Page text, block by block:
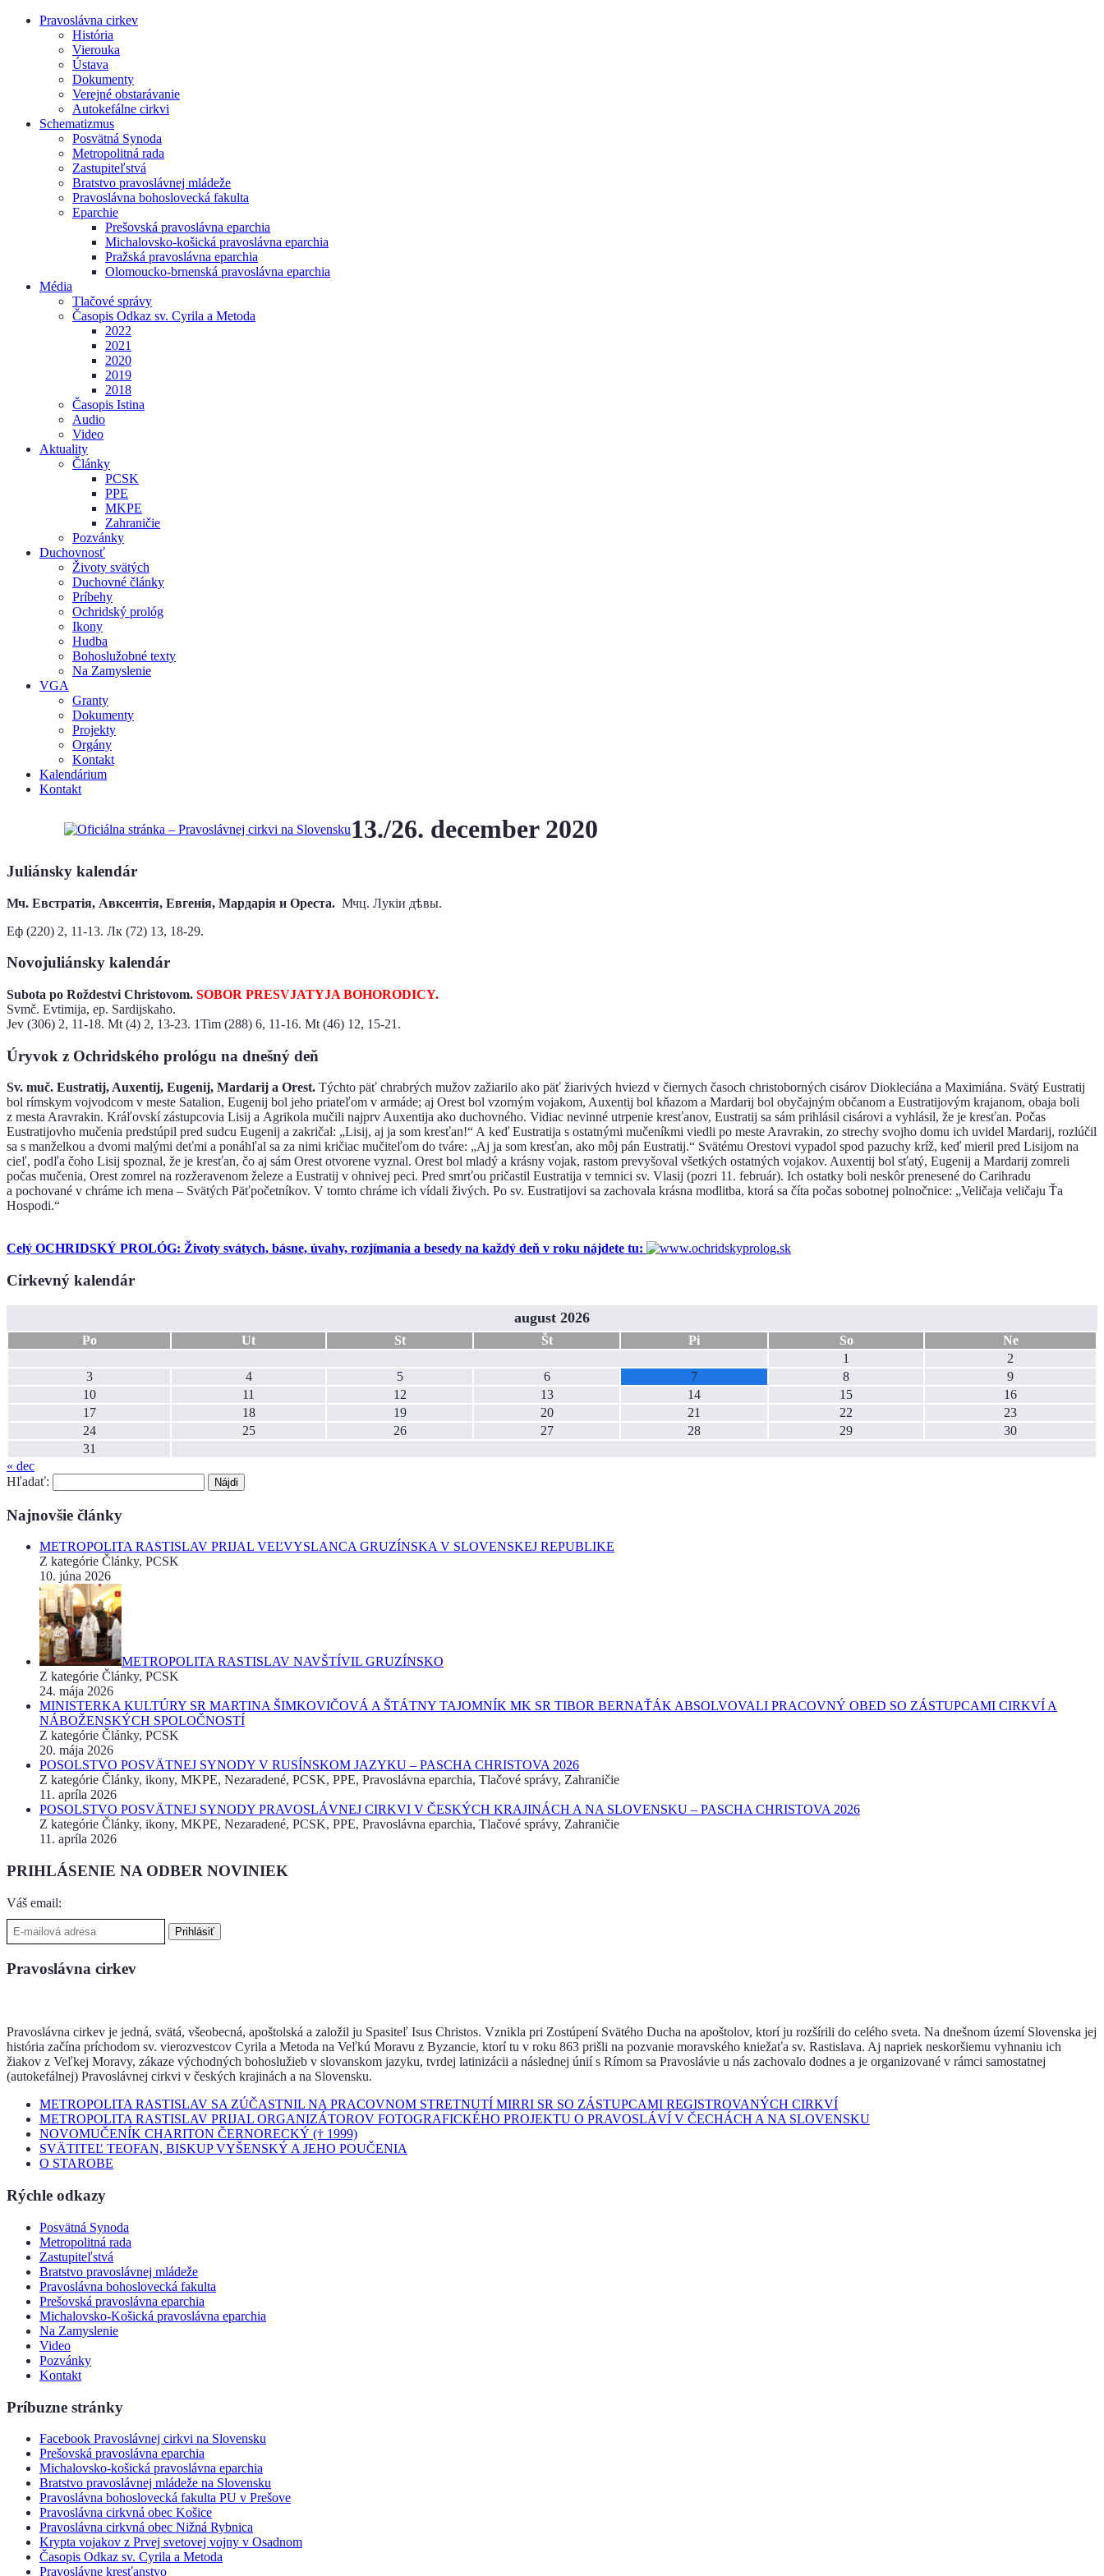
Pravoslávna cirkev
História
Vierouka
Ústava
Dokumenty
Verejné obstarávanie
Autokefálne cirkvi
Schematizmus
Posvätná Synoda
Metropolitná rada
Zastupiteľstvá
Bratstvo pravoslávnej mládeže
Pravoslávna bohoslovecká fakulta
Eparchie
Prešovská pravoslávna eparchia
Michalovsko-košická pravoslávna eparchia
Pražská pravoslávna eparchia
Olomoucko-brnenská pravoslávna eparchia
Média
Tlačové správy
Časopis Odkaz sv. Cyrila a Metoda
2022
2021
2020
2019
2018
Časopis Istina
Audio
Video
Aktuality
Články
PCSK
PPE
MKPE
Zahraničie
Pozvánky
Duchovnosť
Životy svätých
Duchovné články
Príbehy
Ochridský prológ
Ikony
Hudba
Bohoslužobné texty
Na Zamyslenie
VGA
Granty
Dokumenty
Projekty
Orgány
Kontakt
Kalendárium
Kontakt
13./26. december 2020
Juliánsky kalendár
Мч. Евстратія, Авксентія, Евгенія, ​Мардарія ​и Ореста. Мчц. Лукіи​ дѣвы.
Еф (220) 2, 11-13. Лк (72) 13, 18-29.
Novojuliánsky kalendár
Subota po Roždestvi Christovom. SOBOR PRESVJATYJA BOHORODICY.
Svmč. Evtimija, ep. Sardijskaho.
Jev (306) 2, 11-18. Mt (4) 2, 13-23. 1Tim (288) 6, 11-16. Мt (46) 12, 15-21.
Úryvok z Ochridského prológu na dnešný deň
Sv. muč. Eustratij, Auxentij, Eugenij, Mardarij a Orest. Týchto päť chrabrých mužov zažiarilo ako päť žiarivých hviezd v čiernych časoch christoborných cisárov Diokleciána a Maximiána. Svätý Eustratij
bol rímskym vojvodcom v meste Satalion, Eugenij bol jeho priateľom v armáde; aj Orest bol vzorným vojakom, Auxentij bol kňazom a Mardarij bol obyčajným občanom a Eustratijovým krajanom, obaja boli
z mesta Aravrakin. Kráľovskí zástupcovia Lisij a Agrikola mučili najprv Auxentija ako duchovného. Vidiac nevinné utrpenie kresťanov, Eustratij sa sám prihlásil cisárovi a vyhlásil, že je kresťan. Počas
Eustratijovho mučenia predstúpil pred sudcu Eugenij a zakričal: „Lisij, aj ja som kresťan!“ A keď Eustratija s ostatnými mučeníkmi viedli po meste Aravrakin, zo strechy svojho domu ich uvidel Mardarij, rozlúčil
sa s manželkou a dvomi malými deťmi a ponáhľal sa za nimi kričiac mučiteľom do tváre: „Aj ja som kresťan, ako môj pán Eustratij.“ Svätému Orestovi vypadol spod pazuchy kríž, keď mieril pred Lisijom na
cieľ, podľa čoho Lisij spoznal, že je kresťan, čo aj sám Orest otvorene vyznal. Orest bol mladý a krásny vojak, rastom prevyšoval všetkých ostatných vojakov. Auxentij bol sťatý, Eugenij a Mardarij zomreli
počas mučenia, Orest zomrel na rozžeravenom železe a Eustratij v ohnivej peci. Pred smrťou pričastil Eustratija v temnici sv. Vlasij (pozri 11. február). Ich ostatky boli neskôr prenesené do Carihradu
a pochované v chráme ich mena – Svätých Päťpočetníkov. V tomto chráme ich vídali živých. Po sv. Eustratijovi sa zachovala krásna modlitba, ktorá sa číta počas sobotnej polnočnice: „Veličaja veličaju Ťa
Hospodi.“
Celý OCHRIDSKÝ PROLÓG: Životy svátych, básne, úvahy, rozjímania a besedy na každý deň v roku nájdete tu:
Cirkevný kalendár
august 2026
Po Ut St Št Pi So
Ne
1
2
3
4 5 6 7 8
9
10
11 12 13 14 15
16
17
18 19 20 21 22
23
24
25 26 27 28 29
30
31
« dec
Hľadať:
Najnovšie články
METROPOLITA RASTISLAV PRIJAL VEĽVYSLANCA GRUZÍNSKA V SLOVENSKEJ REPUBLIKE
Z kategórie Články, PCSK
10. júna 2026
METROPOLITA RASTISLAV NAVŠTÍVIL GRUZÍNSKO
Z kategórie Články, PCSK
24. mája 2026
MINISTERKA KULTÚRY SR MARTINA ŠIMKOVIČOVÁ A ŠTÁTNY TAJOMNÍK MK SR TIBOR BERNAŤÁK ABSOLVOVALI PRACOVNÝ OBED SO ZÁSTUPCAMI CIRKVÍ A
NÁBOŽENSKÝCH SPOLOČNOSTÍ
Z kategórie Články, PCSK
20. mája 2026
POSOLSTVO POSVÄTNEJ SYNODY V RUSÍNSKOM JAZYKU – PASCHA CHRISTOVA 2026
Z kategórie Články, ikony, MKPE, Nezaradené, PCSK, PPE, Pravoslávna eparchia, Tlačové správy, Zahraničie
11. apríla 2026
POSOLSTVO POSVÄTNEJ SYNODY PRAVOSLÁVNEJ CIRKVI V ČESKÝCH KRAJINÁCH A NA SLOVENSKU – PASCHA CHRISTOVA 2026
Z kategórie Články, ikony, MKPE, Nezaradené, PCSK, PPE, Pravoslávna eparchia, Tlačové správy, Zahraničie
11. apríla 2026
PRIHLÁSENIE NA ODBER NOVINIEK
Váš email:
Pravoslávna cirkev
Pravoslávna cirkev je jedná, svätá, všeobecná, apoštolská a založil ju Spasiteľ Isus Christos. Vznikla pri Zostúpení Svätého Ducha na apoštolov, ktorí ju rozšírili do celého sveta. Na dnešnom území Slovenska jej
história začína príchodom sv. vierozvestcov Cyrila a Metoda na Veľkú Moravu z Byzancie, ktorí tu v roku 863 prišli na pozvanie moravského kniežaťa sv. Rastislava. Aj napriek neskoršiemu vyhnaniu ich
žiakov z Veľkej Moravy, zákaze východných bohoslužieb v slovanskom jazyku, tvrdej latinizácii a následnej únií s Rímom sa Pravoslávie u nás zachovalo dodnes a je organizované v rámci samostatnej
(autokefálnej) Pravoslávnej cirkvi v českých krajinách a na Slovensku.
METROPOLITA RASTISLAV SA ZÚČASTNIL NA PRACOVNOM STRETNUTÍ MIRRI SR SO ZÁSTUPCAMI REGISTROVANÝCH CIRKVÍ
METROPOLITA RASTISLAV PRIJAL ORGANIZÁTOROV FOTOGRAFICKÉHO PROJEKTU O PRAVOSLÁVÍ V ČECHÁCH A NA SLOVENSKU
NOVOMUČENÍK CHARITON ČERNORECKÝ († 1999)
SVÄTITEĽ TEOFAN, BISKUP VYŠENSKÝ A JEHO POUČENIA
O STAROBE
Rýchle odkazy
Posvätná Synoda
Metropolitná rada
Zastupiteľstvá
Bratstvo pravoslávnej mládeže
Pravoslávna bohoslovecká fakulta
Prešovská pravoslávna eparchia
Michalovsko-Košická pravoslávna eparchia
Na Zamyslenie
Video
Pozvánky
Kontakt
Príbuzne stránky
Facebook Pravoslávnej cirkvi na Slovensku
Prešovská pravoslávna eparchia
Michalovsko-košická pravoslávna eparchia
Bratstvo pravoslávnej mládeže na Slovensku
Pravoslávna bohoslovecká fakulta PU v Prešove
Pravoslávna cirkvná obec Košice
Pravoslávna cirkvná obec Nižná Rybnica
Krypta vojakov z Prvej svetovej vojny v Osadnom
Časopis Odkaz sv. Cyrila a Metoda
Pravoslávne kresťanstvo